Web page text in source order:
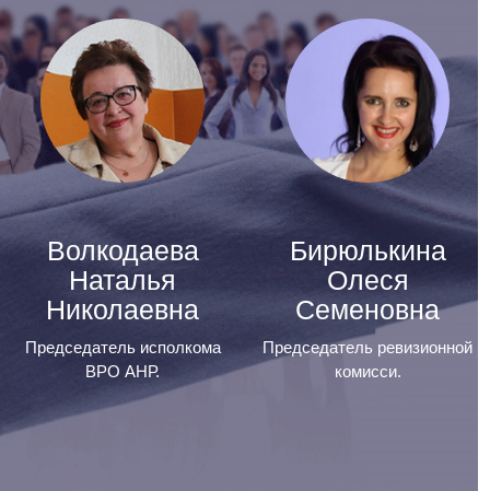
Волкодаева
Наталья
Николаевна
Председатель исполкома
ВРО АНР.
Бирюлькина
Олеся
Семеновна
Председатель ревизионной
комисси.